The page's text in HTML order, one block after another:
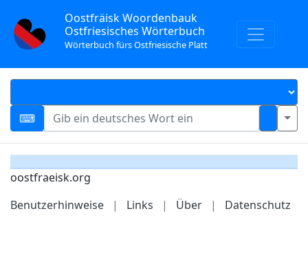
Oostfräisk Woordenbauk
Ostfriesisches Wörterbuch
Wörterbuch fürs Ostfriesische Platt
oostfraeisk.org
Benutzerhinweise
| Links | Über | Datenschutz